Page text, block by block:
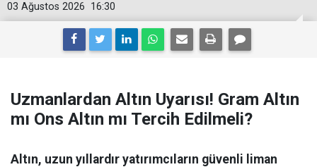
16:30
03 Ağustos 2026
Uzmanlardan Altın Uyarısı! Gram Altın
mı Ons Altın mı Tercih Edilmeli?
Altın, uzun yıllardır yatırımcıların güvenli liman